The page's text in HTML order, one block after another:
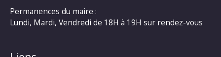
Permanences du maire :
Lundi, Mardi, Vendredi de 18H à 19H sur rendez-vous